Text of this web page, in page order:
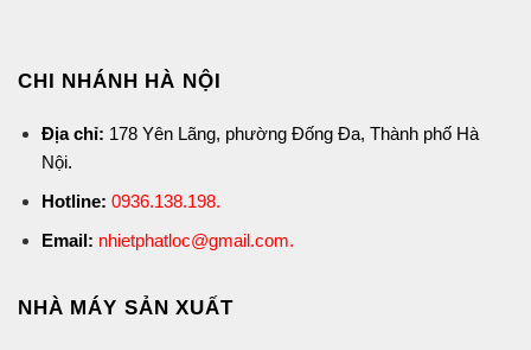
CHI NHÁNH HÀ NỘI
Địa chỉ: 178 Yên Lãng, phường Đống Đa, Thành phố Hà
Nội.
Hotline: 0936.138.198.
Email: nhietphatloc@gmail.com.
NHÀ MÁY SẢN XUẤT